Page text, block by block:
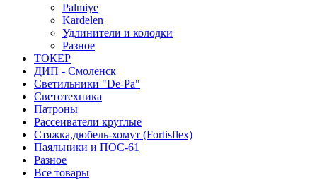
Palmiye
Kardelen
Удлинители и колодки
Разное
ТОКЕР
ДИП - Смоленск
Светильники "De-Pa"
Светотехника
Патроны
Рассеиватели круглые
Стяжка,дюбель-хомут (Fortisflex)
Паяльники и ПОС-61
Разное
Все товары